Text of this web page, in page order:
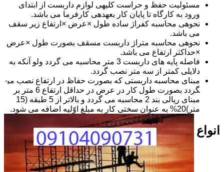
مسئولیت حفظ و حراست کلیه­ی لوازم داربست از ابتدای
ورود به کارگاه تا پایان کار بعهده­ی کارفرما می باشد.
نحوه­ی محاسبه کفراژ ساده طول ×عرض ×ارتفاع زیر سقف
می باشد.
نحوه­ی محاسبه متراژ داربست مسقف بصورت طول ×عرض
×حداکثر ارتفاع می باشد.
فاصله پایه های داربست 3 متر محاسبه می گردد ولو آنکه به
دلایلی کمتر از سه متر نصب گردد.
مبنای محاسبه داربستی که بصورت حفاظ در ارتفاع نصب می­
گردد بصورت طول کار در عرض در حداقل ارتفاع 6 متر بر
مبنای ریالی بند 2 محاسبه می گردد و بالاتر از 5 طبقه (15
متر)20% به عنوان سختی کار به مبلغ اوّلیه اضافه می شود.
انواع